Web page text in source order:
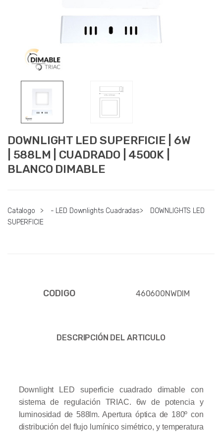
DOWNLIGHT LED SUPERFICIE | 6W
| 588LM | CUADRADO | 4500K |
BLANCO DIMABLE
Catalogo > - LED Downlights Cuadradas>
DOWNLIGHTS LED
SUPERFICIE
CODIGO 460600NWDIM
DESCRIPCIÓN DEL ARTICULO
Downlight LED superficie cuadrado dimable con
sistema de regulación TRIAC. 6w de potencia y
luminosidad de 588lm. Apertura óptica de 180º con
distribución del flujo lumínico simétrico, y temperatura